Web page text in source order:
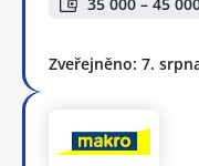
Zveřejněno: 7.